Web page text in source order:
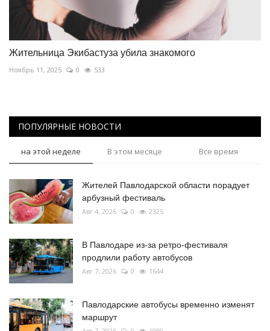
Жительница Экибастуза убила знакомого
Ноябрь 11, 2025 0 533
ПОПУЛЯРНЫЕ НОВОСТИ
на этой неделе В этом месяце Все время
Жителей Павлодарской области порадует
арбузный фестиваль
Авг 4, 2026 0 2325
В Павлодаре из-за ретро-фестиваля
продлили работу автобусов
Авг 7, 2026 0 1644
Павлодарские автобусы временно изменят
маршрут